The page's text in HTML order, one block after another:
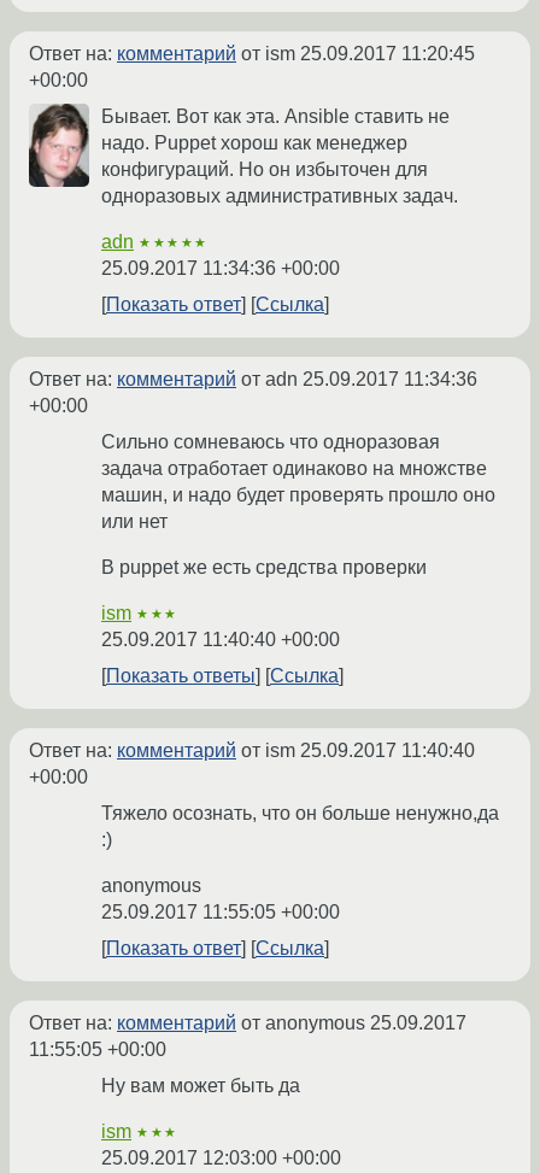
Ответ на: комментарий от ism 25.09.2017 11:20:45
+00:00
Бывает. Вот как эта. Ansible ставить не
надо. Puppet хорош как менеджер
конфигураций. Но он избыточен для
одноразовых административных задач.
adn ★★★★★
25.09.2017 11:34:36 +00:00
Показать ответ
Ссылка
Ответ на: комментарий от adn 25.09.2017 11:34:36
+00:00
Сильно сомневаюсь что одноразовая
задача отработает одинаково на множстве
машин, и надо будет проверять прошло оно
или нет
В puppet же есть средства проверки
ism ★★★
25.09.2017 11:40:40 +00:00
Показать ответы
Ссылка
Ответ на: комментарий от ism 25.09.2017 11:40:40
+00:00
Тяжело осознать, что он больше ненужно,да
:)
anonymous
25.09.2017 11:55:05 +00:00
Показать ответ
Ссылка
Ответ на: комментарий от anonymous 25.09.2017
11:55:05 +00:00
Ну вам может быть да
ism ★★★
25.09.2017 12:03:00 +00:00